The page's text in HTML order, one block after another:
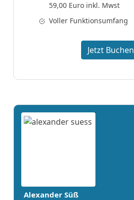
59,00 Euro inkl. Mwst
Voller Funktionsumfang
Jetzt Buchen
Alexander Süß